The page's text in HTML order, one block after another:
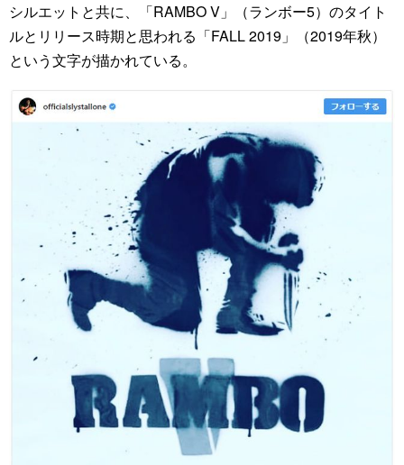
シルエットと共に、「RAMBO V」（ランボー5）のタイト
ルとリリース時期と思われる「FALL 2019」（2019年秋）
という文字が描かれている。